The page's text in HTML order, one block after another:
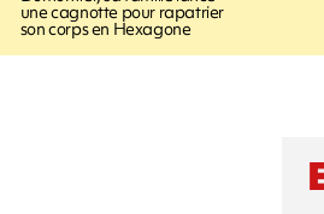
une cagnotte pour rapatrier
son corps en Hexagone